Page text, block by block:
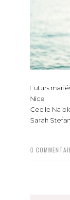
Futurs
Nice
Cecile Na
Sarah
0